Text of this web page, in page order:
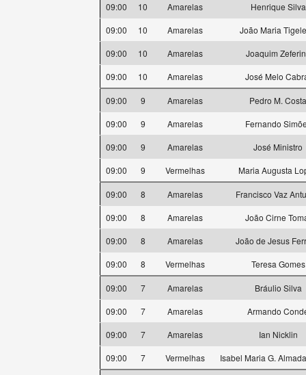
09:00 10 Amarelas
Henrique Silva
09:00
10 Amarelas
João Maria
09:00
10 Amarelas
Joaquim
09:00
10 Amarelas José Melo
09:00 9 Amarelas
Pedro M. Costa
09:00
9 Amarelas
Fernando
09:00
9 Amarelas
José Ministro
09:00
9 Vermelhas Maria Augusta
09:00 8 Amarelas
Francisco Vaz
09:00
8 Amarelas
João Cirne
09:00
8 Amarelas
João de Jesus
09:00
8 Vermelhas Teresa Gomes
09:00 7 Amarelas
Bráulio Silva
09:00
7 Amarelas
Armando
09:00
7 Amarelas
Ian Nicklin
09:00
7 Vermelhas Isabel Maria G.